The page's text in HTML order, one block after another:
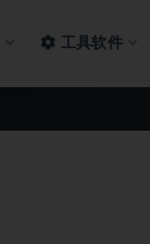
工具软件